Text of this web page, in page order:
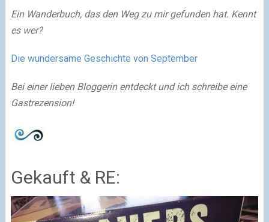
Ein Wanderbuch, das den Weg zu mir gefunden hat. Kennt
es wer?
Die wundersame Geschichte von September
Bei einer lieben Bloggerin entdeckt und ich schreibe eine
Gastrezension!
Gekauft & RE: